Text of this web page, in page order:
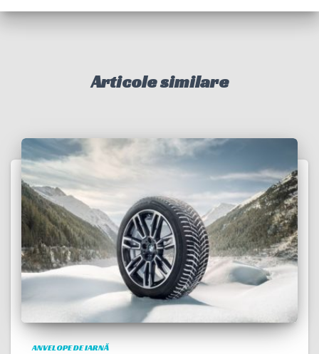
Articole similare
ANVELOPE DE IARNĂ